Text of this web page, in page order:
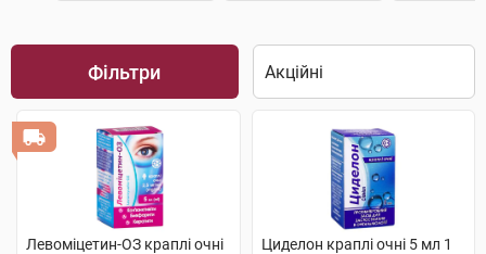
Фільтри
Левоміцетин-ОЗ краплі очні
Циделон краплі очні 5 мл 1